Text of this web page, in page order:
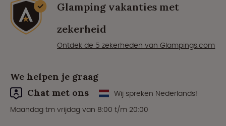
Glamping vakanties met
zekerheid
Ontdek de 5 zekerheden van Glampings.com
We helpen je graag
Chat met ons
Wij spreken Nederlands!
Maandag tm vrijdag van 8:00 t/m 20:00